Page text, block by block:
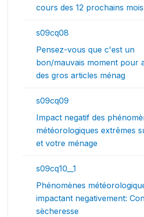
cours des 12 prochains mois
s09cq08
Pensez-vous que c'est un
bon/mauvais moment pour
des gros articles ménag
s09cq09
Impact negatif des
météorologiques extrêmes
et votre ménage
s09cq10__1
Phénomènes
impactant negativement:
sècheresse